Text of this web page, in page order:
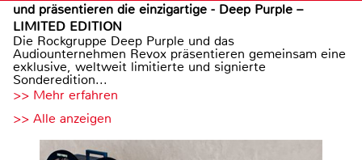
und präsentieren die einzigartige - Deep Purple –
LIMITED EDITION
Die Rockgruppe Deep Purple und das
Audiounternehmen Revox präsentieren gemeinsam eine
exklusive, weltweit limitierte und signierte
Sonderedition...
>> Mehr erfahren
>> Alle anzeigen